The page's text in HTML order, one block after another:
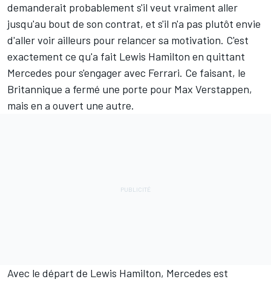
demanderait probablement s'il veut vraiment aller
jusqu'au bout de son contrat, et s'il n'a pas plutôt envie
d'aller voir ailleurs pour relancer sa motivation. C'est
exactement ce qu'a fait Lewis Hamilton en quittant
Mercedes pour s'engager avec Ferrari. Ce faisant, le
Britannique a fermé une porte pour Max Verstappen,
mais en a ouvert une autre.
Avec le départ de Lewis Hamilton, Mercedes est